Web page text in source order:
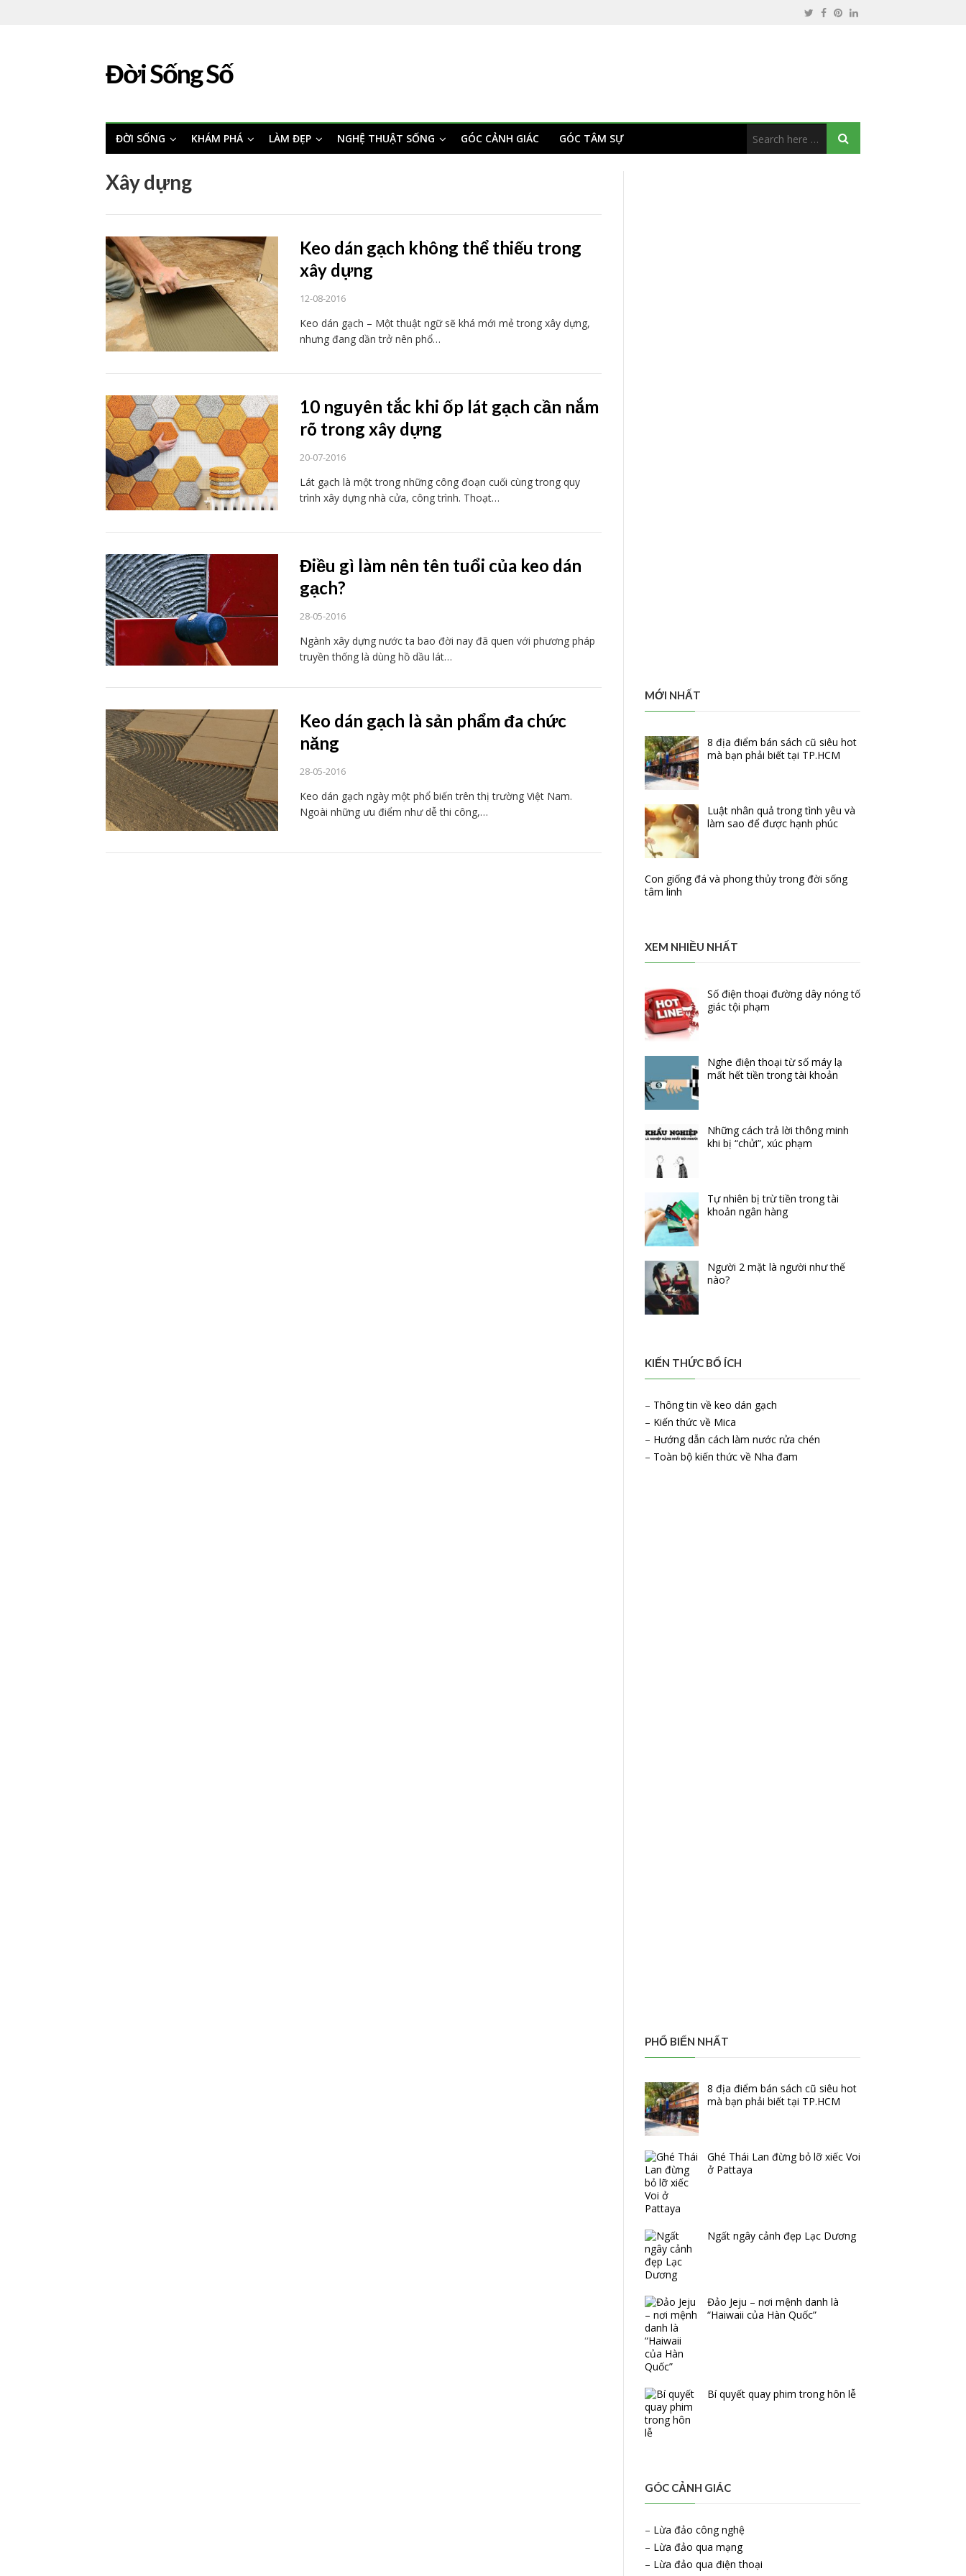
Đời Sống Số
ĐỜI SỐNG KHÁM PHÁ LÀM ĐẸP NGHỆ THUẬT SỐNG GÓC CẢNH GIÁC GÓC TÂM SỰ
Xây dựng
Keo dán gạch không thể thiếu trong
xây dựng
12-08-2016
Keo dán gạch – Một thuật ngữ sẽ khá mới mẻ trong xây dựng,
nhưng đang dần trở nên phổ…
10 nguyên tắc khi ốp lát gạch cần nắm
rõ trong xây dựng
20-07-2016
Lát gạch là một trong những công đoạn cuối cùng trong quy
trình xây dựng nhà cửa, công trình. Thoạt…
Điều gì làm nên tên tuổi của keo dán
gạch?
28-05-2016
Ngành xây dựng nước ta bao đời nay đã quen với phương pháp
truyền thống là dùng hồ dầu lát…
Keo dán gạch là sản phẩm đa chức
năng
28-05-2016
Keo dán gạch ngày một phổ biến trên thị trường Việt Nam.
Ngoài những ưu điểm như dễ thi công,…
MỚI NHẤT
8 địa điểm bán sách cũ siêu hot
mà bạn phải biết tại TP.HCM
Luật nhân quả trong tình yêu và
làm sao để được hạnh phúc
Con giống đá và phong thủy trong đời sống
tâm linh
XEM NHIỀU NHẤT
Số điện thoại đường dây nóng tố
giác tội phạm
Nghe điện thoại từ số máy lạ
mất hết tiền trong tài khoản
Những cách trả lời thông minh
khi bị “chửi”, xúc phạm
Tự nhiên bị trừ tiền trong tài
khoản ngân hàng
Người 2 mặt là người như thế
nào?
KIẾN THỨC BỔ ÍCH
– Thông tin về keo dán gạch
– Kiến thức về Mica
– Hướng dẫn cách làm nước rửa chén
– Toàn bộ kiến thức về Nha đam
PHỔ BIẾN NHẤT
8 địa điểm bán sách cũ siêu hot
mà bạn phải biết tại TP.HCM
Ghé Thái Lan đừng bỏ lỡ xiếc Voi
ở Pattaya
Ngất ngây cảnh đẹp Lạc Dương
Đảo Jeju – nơi mệnh danh là
“Haiwaii của Hàn Quốc”
Bí quyết quay phim trong hôn lễ
GÓC CẢNH GIÁC
– Lừa đảo công nghệ
– Lừa đảo qua mạng
– Lừa đảo qua điện thoại